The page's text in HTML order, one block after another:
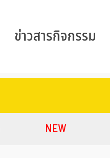
ข่าวสารกิจกรรม
NEW